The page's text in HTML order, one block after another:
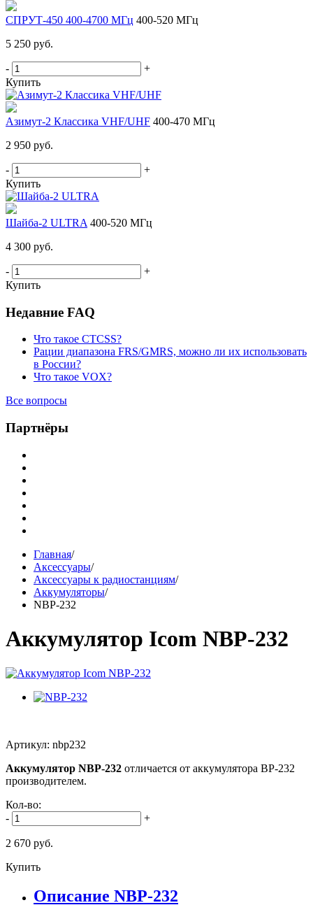
СПРУТ-450 400-4700 МГц 400-520 МГц
5 250 руб.
-
+
Купить
Азимут-2 Классика VHF/UHF 400-470 МГц
2 950 руб.
-
+
Купить
Шайба-2 ULTRA 400-520 МГц
4 300 руб.
-
+
Купить
Недавние FAQ
Что такое CTCSS?
Рации диапазона FRS/GMRS, можно ли их использовать
в России?
Что такое VOX?
Все вопросы
Партнёры
Главная/
Аксессуары/
Аксессуары к радиостанциям/
Аккумуляторы/
NBP-232
Аккумулятор Icom NBP-232
Артикул: nbp232
Аккумулятор NBP-232 отличается от аккумулятора BP-232
производителем.
Кол-во:
-
+
2 670 руб.
Купить
Описание NBP-232